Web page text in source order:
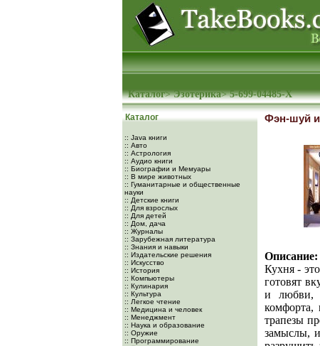
Каталог>Эзотерика>5-699-04485-Х
Каталог
:: Java книги
:: Авто
:: Астрология
:: Аудио книги
:: Биографии и Мемуары
:: В мире животных
:: Гуманитарные и общественные
науки
:: Детские книги
:: Для взрослых
:: Для детей
:: Дом, дача
:: Журналы
:: Зарубежная литература
:: Знания и навыки
:: Издательские решения
:: Искусство
:: История
:: Компьютеры
:: Кулинария
:: Культура
:: Легкое чтение
:: Медицина и человек
:: Менеджмент
:: Наука и образование
:: Оружие
:: Программирование
Фэн-шуй и
Описание:
Кухня -
готовят
и любви,
комфорта,
трапезы
замыслы,